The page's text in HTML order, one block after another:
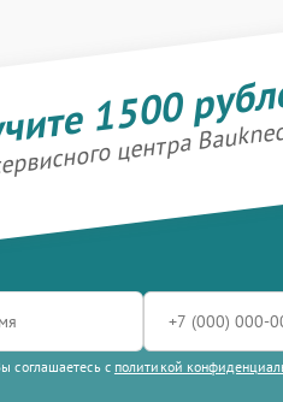
1500
центра
соглашаетесь с политикой